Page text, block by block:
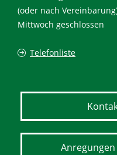
(oder nach
Mittwoch geschlossen
Telefonliste